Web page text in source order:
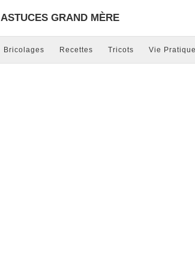
ASTUCES GRAND MÈRE
Bricolages Recettes Tricots Vie Pratique